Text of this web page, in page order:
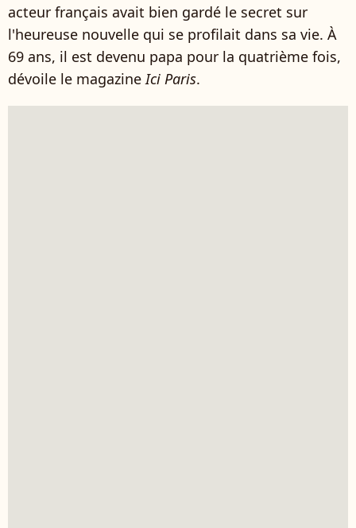
acteur français avait bien gardé le secret sur
l'heureuse nouvelle qui se profilait dans sa vie. À
69 ans, il est devenu papa pour la quatrième fois,
dévoile le magazine Ici Paris.